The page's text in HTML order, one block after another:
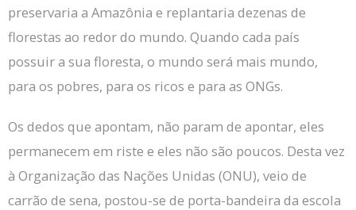
preservaria a Amazônia e replantaria dezenas de
florestas ao redor do mundo. Quando cada país
possuir a sua floresta, o mundo será mais mundo,
para os pobres, para os ricos e para as ONGs.
Os dedos que apontam, não param de apontar, eles
permanecem em riste e eles não são poucos. Desta vez
à Organização das Nações Unidas (ONU), veio de
carrão de sena, postou-se de porta-bandeira da escola